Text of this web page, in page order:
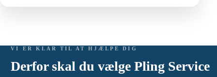
VI ER KLAR TIL AT HJÆLPE DIG
Derfor skal du vælge Pling Service